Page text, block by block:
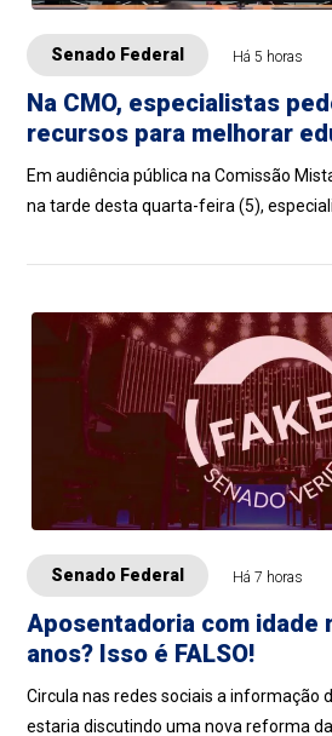
Senado Federal Há 5 horas
Na CMO, especialistas
recursos para melhorar
Em audiência pública na Comissão
na tarde desta quarta-feira (5),
Senado Federal Há 7 horas
Aposentadoria com idade
anos? Isso é FALSO!
Circula nas redes sociais a informação
estaria discutindo uma nova reforma